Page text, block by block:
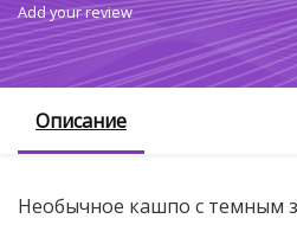
Add your review
Описание
Необычное кашпо с темным